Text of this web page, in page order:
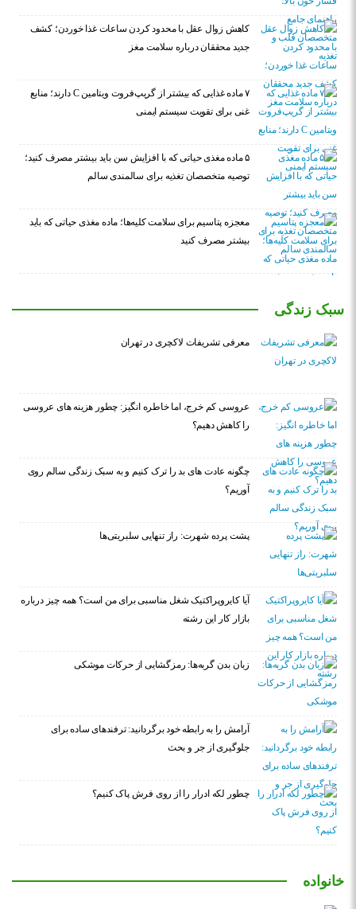
کاهش زوال عقل با محدود کردن ساعات غذا خوردن؛ کشف
جدید محققان درباره سلامت مغز
۷ ماده غذایی که بیشتر از گریپ‌فروت ویتامین C دارند؛ منابع
غنی برای تقویت سیستم ایمنی
۵ ماده مغذی حیاتی که با افزایش سن باید بیشتر مصرف کنید؛
توصیه متخصصان تغذیه برای سالمندی سالم
معجزه پتاسیم برای سلامت کلیه‌ها؛ ماده مغذی حیاتی که باید
بیشتر مصرف کنید
سبک زندگی
معرفی تشریفات لاکچری در تهران
عروسی کم خرج، اما خاطره انگیز: چطور هزینه های عروسی
را کاهش دهیم؟
چگونه عادت‌ های بد را ترک کنیم و به سبک زندگی سالم روی
آوریم؟
پشت پرده شهرت: راز تنهایی سلبریتی‌ها
آیا کایروپراکتیک شغل مناسبی برای من است؟ همه چیز درباره
بازار کار این رشته
زبان بدن گربه‌ها: رمزگشایی از حرکات موشکی
آرامش را به رابطه خود برگردانید: ترفندهای ساده برای
جلوگیری از جر و بحث
چطور لکه ادرار را از روی فرش پاک کنیم؟
خانواده